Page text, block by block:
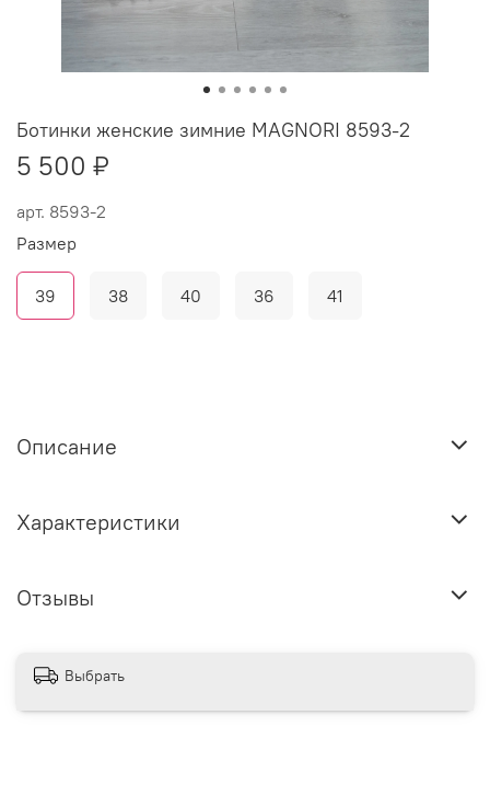
арт. 8593-2
Ботинки женские зимние MAGNORI 8593-2
5 500 ₽
Размер
39 38 40 36 41
Описание
Характеристики
Отзывы
Выбрать